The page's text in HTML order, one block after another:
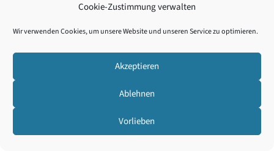
Cookie-Zustimmung verwalten
Wir verwenden Cookies, um unsere Website und unseren Service zu optimieren.
Akzeptieren
Ablehnen
Vorlieben